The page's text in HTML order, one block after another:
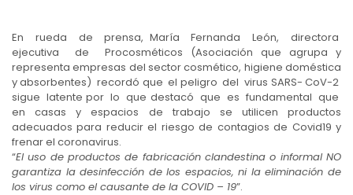
En rueda de prensa, María Fernanda León, directora
ejecutiva de Procosméticos (Asociación que agrupa y
representa empresas del sector cosmético, higiene doméstica
y absorbentes) recordó que el peligro del virus SARS- CoV-2
sigue latente por lo que destacó que es fundamental que
en casas y espacios de trabajo se utilicen productos
adecuados para reducir el riesgo de contagios de Covid19 y
frenar el coronavirus.
“El uso de productos de fabricación clandestina o informal NO
garantiza la desinfección de los espacios, ni la eliminación de
los virus como el causante de la COVID – 19”.